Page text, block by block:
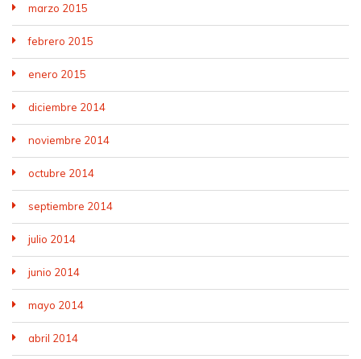
marzo 2015
febrero 2015
enero 2015
diciembre 2014
noviembre 2014
octubre 2014
septiembre 2014
julio 2014
junio 2014
mayo 2014
abril 2014